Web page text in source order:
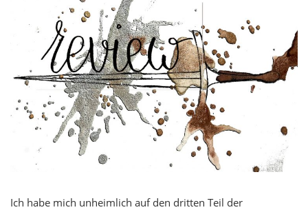
Ich habe mich unheimlich auf den dritten Teil der